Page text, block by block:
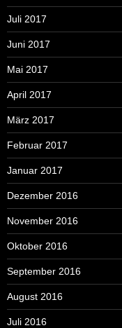
Juli 2017
Juni 2017
Mai 2017
April 2017
März 2017
Februar 2017
Januar 2017
Dezember 2016
November 2016
Oktober 2016
September 2016
August 2016
Juli 2016